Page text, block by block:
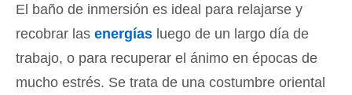
El baño de inmersión es ideal para relajarse y
recobrar las energías luego de un largo día de
trabajo, o para recuperar el ánimo en épocas de
mucho estrés. Se trata de una costumbre oriental